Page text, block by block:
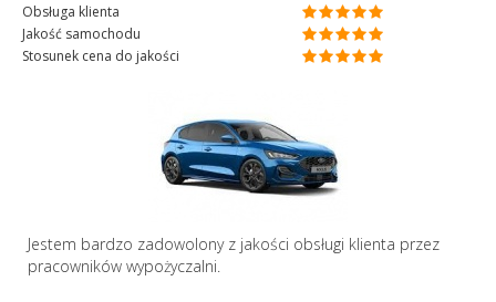
Obsługa klienta
Jakość samochodu
Stosunek cena do jakości
Jestem bardzo zadowolony z jakości obsługi klienta przez
pracowników wypożyczalni.